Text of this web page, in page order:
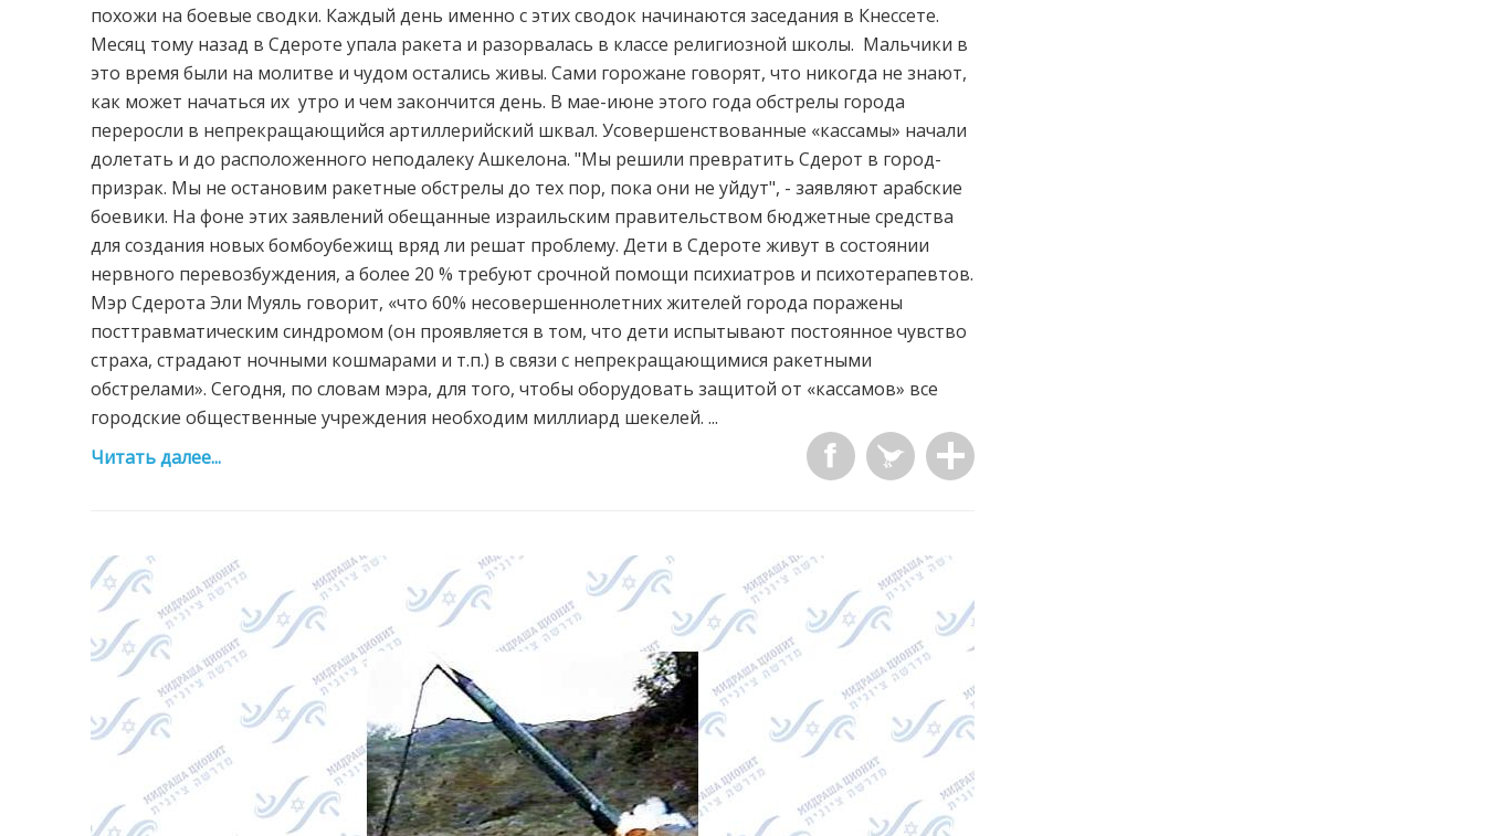
похожи на боевые сводки. Каждый день именно с этих сводок начинаются заседания в Кнессете.
Месяц тому назад в Сдероте упала ракета и разорвалась в классе религиозной школы. Мальчики в
это время были на молитве и чудом остались живы. Сами горожане говорят, что никогда не знают,
как может начаться их утро и чем закончится день. В мае-июне этого года обстрелы города
переросли в непрекращающийся артиллерийский шквал. Усовершенствованные «кассамы» начали
долетать и до расположенного неподалеку Ашкелона. "Мы решили превратить Сдерот в город-
призрак. Мы не остановим ракетные обстрелы до тех пор, пока они не уйдут", - заявляют арабские
боевики. На фоне этих заявлений обещанные израильским правительством бюджетные средства
для создания новых бомбоубежищ вряд ли решат проблему. Дети в Сдероте живут в состоянии
нервного перевозбуждения, а более 20 % требуют срочной помощи психиатров и психотерапевтов.
Мэр Сдерота Эли Муяль говорит, «что 60% несовершеннолетних жителей города поражены
посттравматическим синдромом (он проявляется в том, что дети испытывают постоянное чувство
страха, страдают ночными кошмарами и т.п.) в связи с непрекращающимися ракетными
обстрелами». Сегодня, по словам мэра, для того, чтобы оборудовать защитой от «кассамов» все
городские общественные учреждения необходим миллиард шекелей. ...
Читать далее...